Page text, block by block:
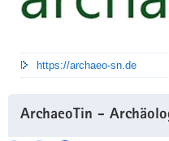
https://archaeo-sn.de
ArchaeoTin -